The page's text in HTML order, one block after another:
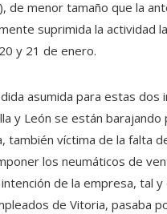
de menor tamaño que la
suprimida la actividad
y 21 de enero.
asumida para estas dos
y León se están barajando
también víctima de la falta
los neumáticos de
de la empresa, tal
de Vitoria, pasaba